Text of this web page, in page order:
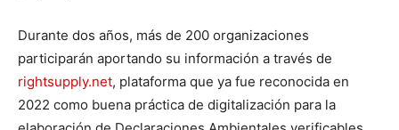
Durante dos años, más de 200 organizaciones
participarán aportando su información a través de
rightsupply.net, plataforma que ya fue reconocida en
2022 como buena práctica de digitalización para la